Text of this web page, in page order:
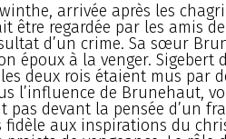
arrivée après les
être regardée par les amis
d’un crime. Sa sœur
époux à la venger. Sigebert
deux rois étaient mus par
l’influence de Brunehaut,
pas devant la pensée d’un
fidèle aux inspirations du